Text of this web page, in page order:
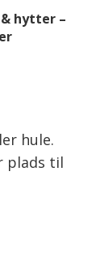
hytter –
hule.
plads til